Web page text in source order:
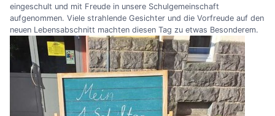
eingeschult und mit Freude in unsere Schulgemeinschaft
aufgenommen. Viele strahlende Gesichter und die Vorfreude auf den
neuen Lebensabschnitt machten diesen Tag zu etwas Besonderem.